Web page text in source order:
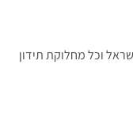
וכל מחלוקת תידון